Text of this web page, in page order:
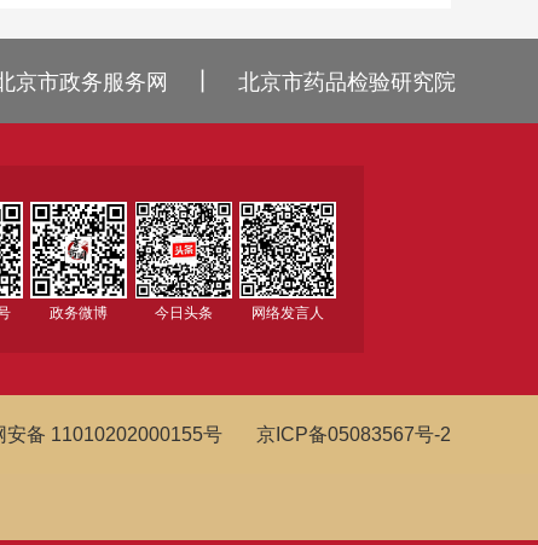
京市政务服务网 北京市药品检验研究院
政务微博 今日头条 网络发言人
安备 11010202000155号 京ICP备05083567号-2